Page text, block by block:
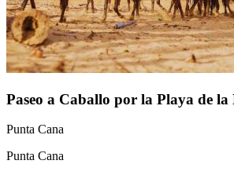
Paseo a Caballo por la Playa de la
Punta Cana
Punta Cana